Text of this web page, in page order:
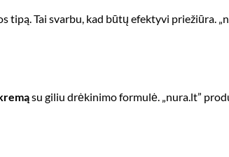
tipą. Tai svarbu, kad būtų efektyvi priežiūra.
su giliu drėkinimo formulė. „nura.lt”